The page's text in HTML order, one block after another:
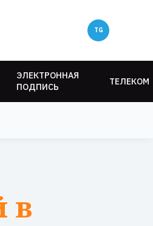
ЭЛЕКТРОННАЯ
ПОДПИСЬ
ТЕЛЕКОМ
в